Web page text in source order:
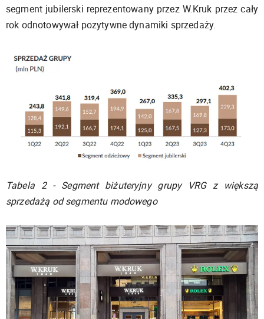
segment jubilerski reprezentowany przez W.Kruk przez cały
rok odnotowywał pozytywne dynamiki sprzedaży.
Tabela 2 - Segment biżuteryjny grupy VRG z większą
sprzedażą od segmentu modowego